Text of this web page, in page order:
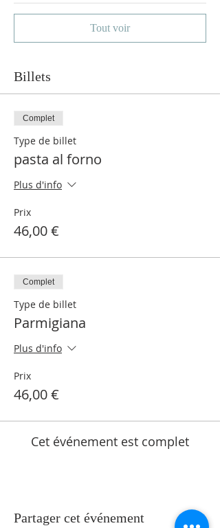
Tout voir
Billets
Complet
Type de billet
pasta al forno
Plus d'info
Prix
46,00 €
Complet
Type de billet
Parmigiana
Plus d'info
Prix
46,00 €
Cet événement est complet
Partager cet événement